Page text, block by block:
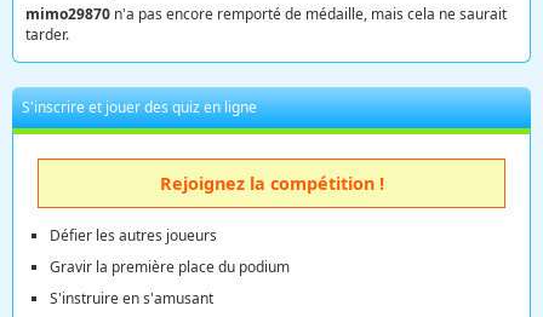
mimo29870 n'a pas encore remporté de médaille, mais cela ne saurait
tarder.
S'inscrire et jouer des quiz en ligne
Rejoignez la compétition !
Défier les autres joueurs
Gravir la première place du podium
S'instruire en s'amusant